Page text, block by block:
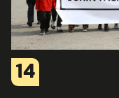
14